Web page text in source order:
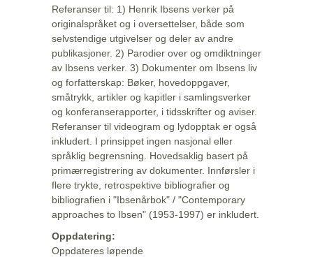
Referanser til: 1) Henrik Ibsens verker på
originalspråket og i oversettelser, både som
selvstendige utgivelser og deler av andre
publikasjoner. 2) Parodier over og omdiktninger
av Ibsens verker. 3) Dokumenter om Ibsens liv
og forfatterskap: Bøker, hovedoppgaver,
småtrykk, artikler og kapitler i samlingsverker
og konferanserapporter, i tidsskrifter og aviser.
Referanser til videogram og lydopptak er også
inkludert. I prinsippet ingen nasjonal eller
språklig begrensning. Hovedsaklig basert på
primærregistrering av dokumenter. Innførsler i
flere trykte, retrospektive bibliografier og
bibliografien i "Ibsenårbok" / "Contemporary
approaches to Ibsen" (1953-1997) er inkludert.
Oppdatering:
Oppdateres løpende